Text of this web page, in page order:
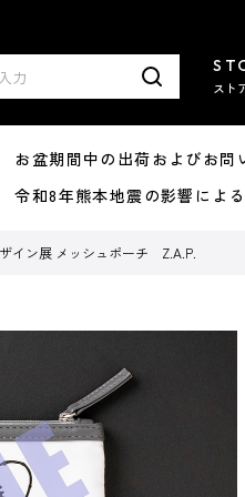
スト
盆期間中の出荷およびお問
和8年熊本地震の影響による
イン展 メッシュポーチ Z.A.P.